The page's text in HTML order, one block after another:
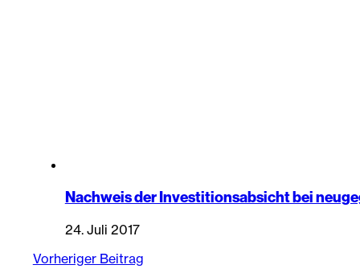
Nachweis der Investitionsabsicht bei
24. Juli 2017
Vorheriger Beitrag